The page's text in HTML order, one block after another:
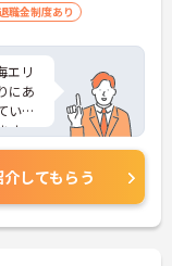
職金制度あり
エリ
にあ
いた
す。
まざ
シ
談し
を
、Blu
介してもらう